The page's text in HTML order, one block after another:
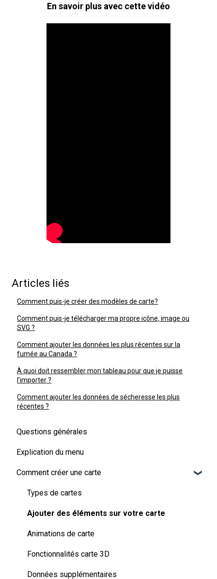
En savoir plus avec cette vidéo
Articles liés
Comment puis-je créer des modèles de carte?
Comment puis-je télécharger ma propre icône, image ou
SVG ?
Comment ajouter les données les plus récentes sur la
fumée au Canada ?
À quoi doit ressembler mon tableau pour que je puisse
l’importer ?
Comment ajouter les données de sécheresse les plus
récentes ?
Questions générales
Explication du menu
Comment créer une carte
Types de cartes
Ajouter des éléments sur votre carte
Animations de carte
Fonctionnalités carte 3D
Données supplémentaires